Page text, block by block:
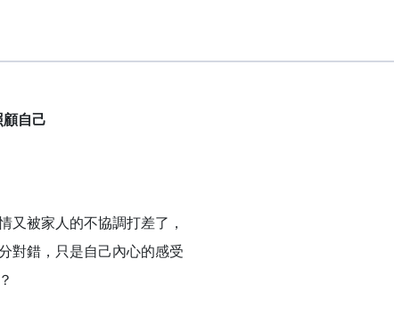
自己
被家人的不協調打差了，
對錯，只是自己內心的感受